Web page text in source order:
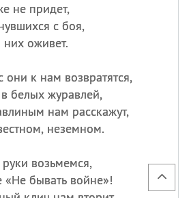
не придет,
с боя,
них оживет.
они к нам возвратятся,
белых журавлей,
нам расскажут,
неземном.
возьмемся,
«Не бывать войне»!